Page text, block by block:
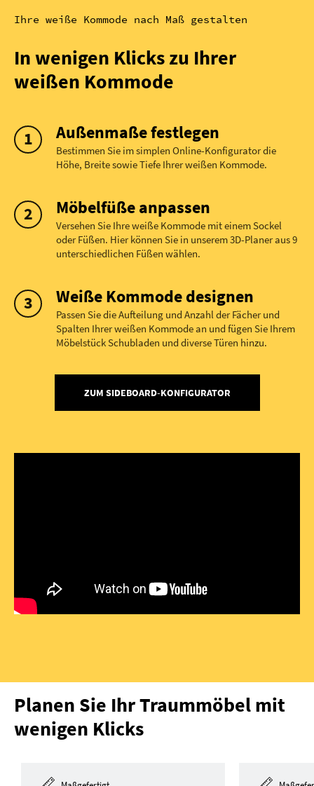
Ihre weiße Kommode nach Maß gestalten
In wenigen Klicks zu Ihrer
weißen Kommode
Außenmaße festlegen
Bestimmen Sie im simplen Online-Konfigurator die
Höhe, Breite sowie Tiefe Ihrer weißen Kommode.
Möbelfüße anpassen
Versehen Sie Ihre weiße Kommode mit einem Sockel
oder Füßen. Hier können Sie in unserem 3D-Planer aus 9
unterschiedlichen Füßen wählen.
Weiße Kommode designen
Passen Sie die Aufteilung und Anzahl der Fächer und
Spalten Ihrer weißen Kommode an und fügen Sie Ihrem
Möbelstück Schubladen und diverse Türen hinzu.
ZUM SIDEBOARD-KONFIGURATOR
Planen Sie Ihr Traummöbel mit
wenigen Klicks